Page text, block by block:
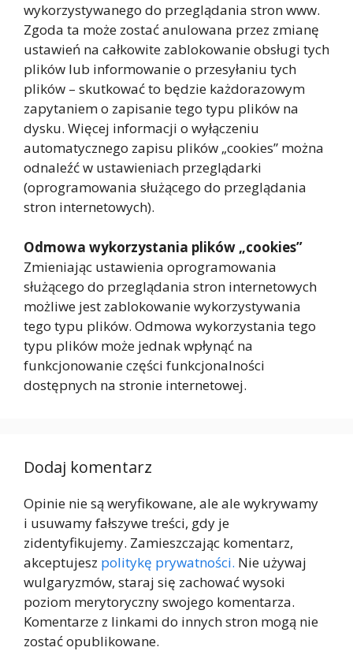
wykorzystywanego do przeglądania stron www.
Zgoda ta może zostać anulowana przez zmianę
ustawień na całkowite zablokowanie obsługi tych
plików lub informowanie o przesyłaniu tych
plików – skutkować to będzie każdorazowym
zapytaniem o zapisanie tego typu plików na
dysku. Więcej informacji o wyłączeniu
automatycznego zapisu plików „cookies” można
odnaleźć w ustawieniach przeglądarki
(oprogramowania służącego do przeglądania
stron internetowych).
Odmowa wykorzystania plików „cookies”
Zmieniając ustawienia oprogramowania
służącego do przeglądania stron internetowych
możliwe jest zablokowanie wykorzystywania
tego typu plików. Odmowa wykorzystania tego
typu plików może jednak wpłynąć na
funkcjonowanie części funkcjonalności
dostępnych na stronie internetowej.
Dodaj komentarz
Opinie nie są weryfikowane, ale ale wykrywamy
i usuwamy fałszywe treści, gdy je
zidentyfikujemy. Zamieszczając komentarz,
akceptujesz politykę prywatności. Nie używaj
wulgaryzmów, staraj się zachować wysoki
poziom merytoryczny swojego komentarza.
Komentarze z linkami do innych stron mogą nie
zostać opublikowane.